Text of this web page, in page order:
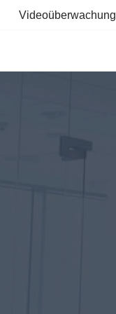
Videoüberwachung